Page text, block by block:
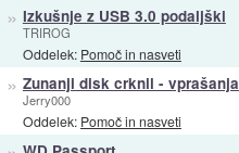
» Izkušnje z USB 3.0 podaljški
TRIROG
Oddelek: Pomoč in nasveti
» Zunanji disk crknil - vprašanja
Jerry000
Oddelek: Pomoč in nasveti